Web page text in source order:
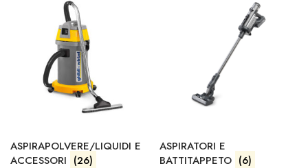
ASPIRAPOLVERE/LIQUIDI E
ACCESSORI (26)
ASPIRATORI E
BATTITAPPETO (6)